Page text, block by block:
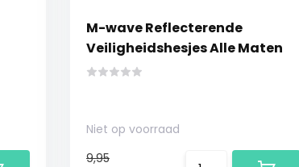
M-wave Reflecterende
Veiligheidshesjes Alle Maten
Niet op voorraad
9,95